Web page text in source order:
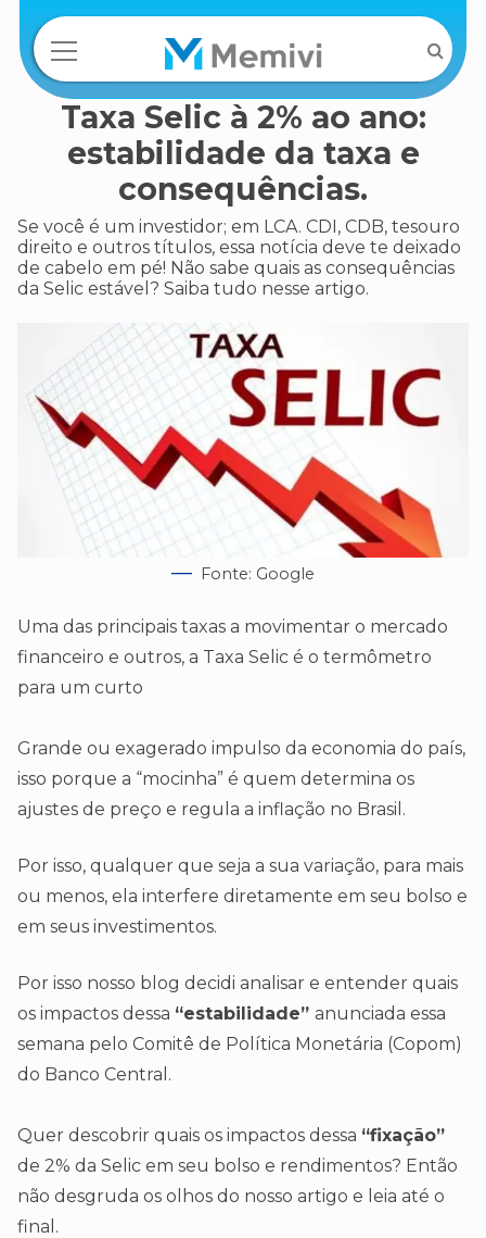
Taxa Selic à 2% ao ano:
estabilidade da taxa e
consequências.
Se você é um investidor; em LCA. CDI, CDB, tesouro
direito e outros títulos, essa notícia deve te deixado
de cabelo em pé! Não sabe quais as consequências
da Selic estável? Saiba tudo nesse artigo.
Fonte: Google
Uma das principais taxas a movimentar o mercado
financeiro e outros, a Taxa Selic é o termômetro
para um curto
Grande ou exagerado impulso da economia do país,
isso porque a “mocinha” é quem determina os
ajustes de preço e regula a inflação no Brasil.
Por isso, qualquer que seja a sua variação, para mais
ou menos, ela interfere diretamente em seu bolso e
em seus investimentos.
Por isso nosso blog decidi analisar e entender quais
os impactos dessa “estabilidade” anunciada essa
semana pelo Comitê de Política Monetária (Copom)
do Banco Central.
Quer descobrir quais os impactos dessa “fixação”
de 2% da Selic em seu bolso e rendimentos? Então
não desgruda os olhos do nosso artigo e leia até o
final.